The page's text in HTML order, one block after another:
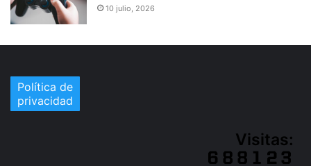
10 julio, 2026
Política de
privacidad
Visitas: